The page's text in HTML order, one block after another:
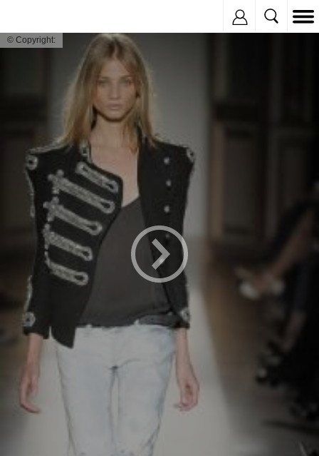
© Copyright: